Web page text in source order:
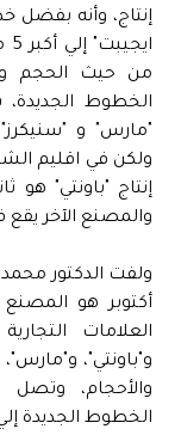
إنتاج، وأنه بفضل
من حيث الحجم
الخطوط الجديدة،
"مارس" و
ولكن في اقليم
إنتاج "باونتي" هو
والمصنع الآخر يقع
ولفت الدكتور
أكتوبر هو المصنع
العلامات
و"باونتي"،
والأحجام، وتصل